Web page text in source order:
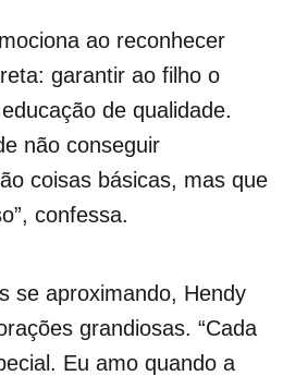
ao reconhecer
garantir ao filho o
de qualidade.
não conseguir
coisas básicas, mas que
confessa.
se aproximando, Hendy
grandiosas. “Cada
Eu amo quando a